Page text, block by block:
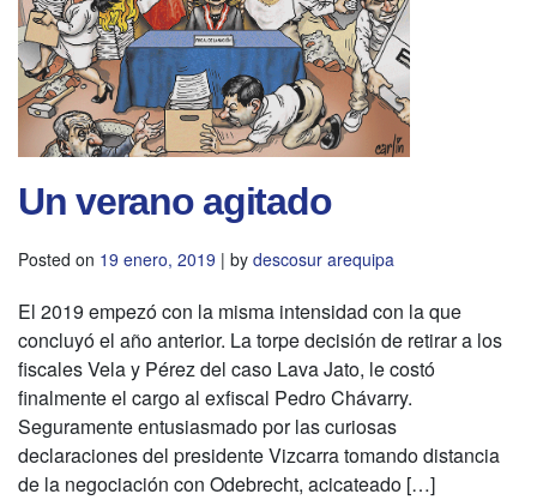
Un verano agitado
Posted on 19 enero, 2019 | by descosur arequipa
El 2019 empezó con la misma intensidad con la que
concluyó el año anterior. La torpe decisión de retirar a los
fiscales Vela y Pérez del caso Lava Jato, le costó
finalmente el cargo al exfiscal Pedro Chávarry.
Seguramente entusiasmado por las curiosas
declaraciones del presidente Vizcarra tomando distancia
de la negociación con Odebrecht, acicateado […]